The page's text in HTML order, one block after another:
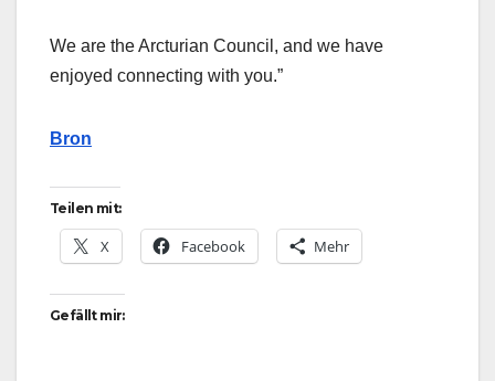
We are the Arcturian Council, and we have
enjoyed connecting with you.”
Bron
Teilen mit:
X Facebook Mehr
Gefällt mir: